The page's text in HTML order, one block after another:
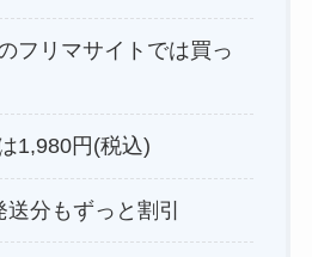
フリマサイトでは買っ
1,980円(税込)
分もずっと割引